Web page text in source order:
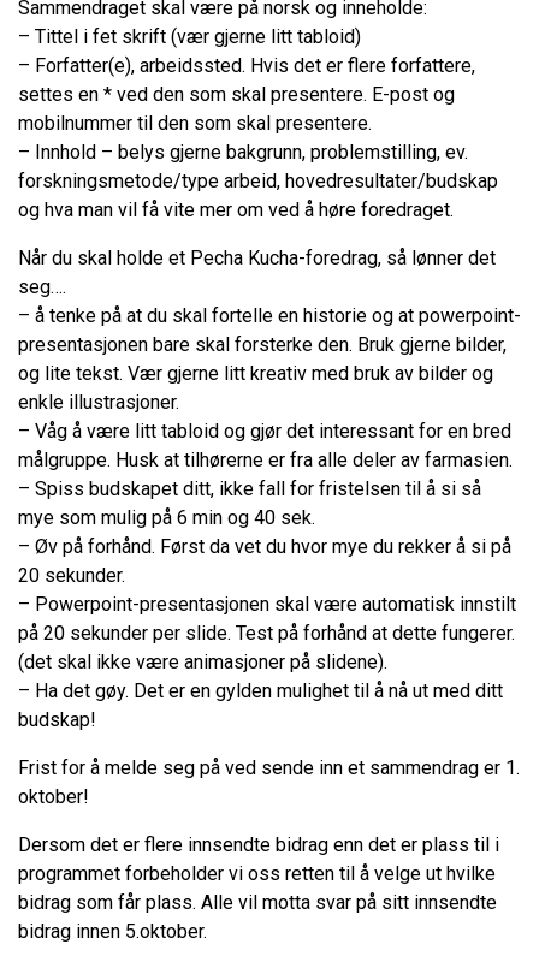
Sammendraget skal være på norsk og inneholde:
– Tittel i fet skrift (vær gjerne litt tabloid)
– Forfatter(e), arbeidssted. Hvis det er flere forfattere,
settes en * ved den som skal presentere. E-post og
mobilnummer til den som skal presentere.
– Innhold – belys gjerne bakgrunn, problemstilling, ev.
forskningsmetode/type arbeid, hovedresultater/budskap
og hva man vil få vite mer om ved å høre foredraget.
Når du skal holde et Pecha Kucha-foredrag, så lønner det
seg….
– å tenke på at du skal fortelle en historie og at powerpoint-
presentasjonen bare skal forsterke den. Bruk gjerne bilder,
og lite tekst. Vær gjerne litt kreativ med bruk av bilder og
enkle illustrasjoner.
– Våg å være litt tabloid og gjør det interessant for en bred
målgruppe. Husk at tilhørerne er fra alle deler av farmasien.
– Spiss budskapet ditt, ikke fall for fristelsen til å si så
mye som mulig på 6 min og 40 sek.
– Øv på forhånd. Først da vet du hvor mye du rekker å si på
20 sekunder.
– Powerpoint-presentasjonen skal være automatisk innstilt
på 20 sekunder per slide. Test på forhånd at dette fungerer.
(det skal ikke være animasjoner på slidene).
– Ha det gøy. Det er en gylden mulighet til å nå ut med ditt
budskap!
Frist for å melde seg på ved sende inn et sammendrag er 1.
oktober!
Dersom det er flere innsendte bidrag enn det er plass til i
programmet forbeholder vi oss retten til å velge ut hvilke
bidrag som får plass. Alle vil motta svar på sitt innsendte
bidrag innen 5.oktober.